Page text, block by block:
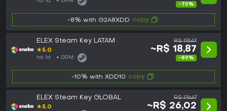
-70%
-8% with G2A8XDD copy
ELEX Steam Key LATAM
★5.0
há 1d DRM:
R$ 176,67
~R$ 18,87
-89%
-10% with XDD10 copy
ELEX Steam Key GLOBAL
★5.0
R$ 176,67
~R$ 26,02